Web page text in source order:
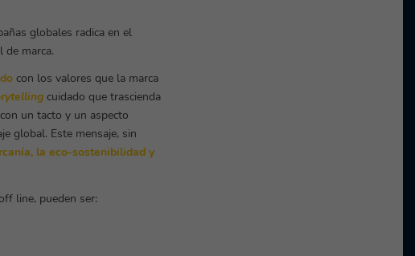
globales radica en el
de marca.
con los valores que la marca
cuidado que trascienda
un tacto y un aspecto
global. Este mensaje, sin
la eco-sostenibilidad y
line, pueden ser: